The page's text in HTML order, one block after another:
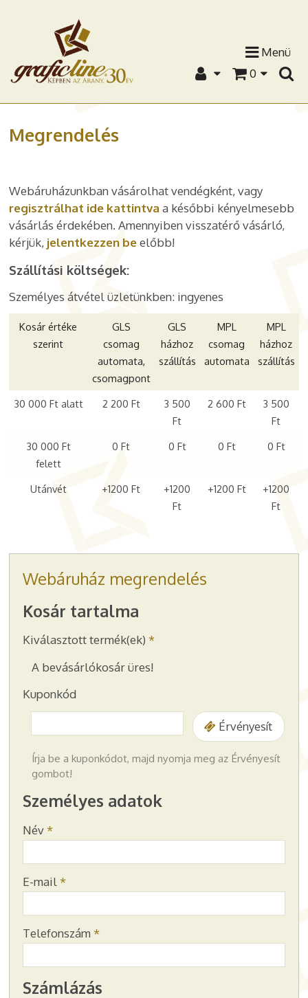
Menü
0
Megrendelés
Webáruházunkban vásárolhat vendégként, vagy
regisztrálhat ide kattintva a későbbi kényelmesebb
vásárlás érdekében. Amennyiben visszatérő vásárló,
kérjük, jelentkezzen beelőbb!
Szállítási költségek:
Személyes átvétel üzletünkben: ingyenes
Kosár értéke
szerint
GLS
csomag
automata,
csomagpont
GLS
házhoz
szállítás
MPL
csomag
automata
MPL
házhoz
szállítás
30 000 Ft alatt 2 200 Ft
3 500
Ft
2 600 Ft
3 500
Ft
30 000 Ft
felett
0 Ft 0 Ft 0 Ft 0 Ft
Utánvét +1200 Ft
+1200
Ft
+1200 Ft
+1200
Ft
Webáruház megrendelés
-
-
-
Kosár tartalma
Kiválasztott termék(ek) *
A bevásárlókosár üres!
Kuponkód
Érvényesít
Írja be a kuponkódot, majd nyomja meg az Érvényesít
gombot!
Személyes adatok
Név *
E-mail *
Telefonszám *
Számlázás